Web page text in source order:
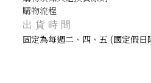
購物流程
出貨時間
固定為每週二、四、五 (國定假日